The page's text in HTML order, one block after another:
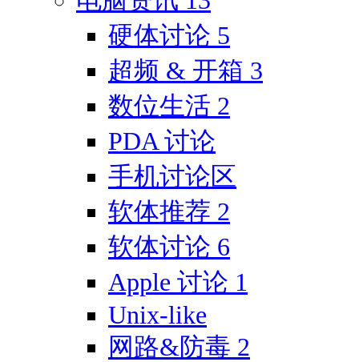
硬体讨论 5
超频 & 开箱 3
数位生活 2
PDA 讨论
手机讨论区
软体推荐 2
软体讨论 6
Apple 讨论 1
Unix-like
网路&防毒 2